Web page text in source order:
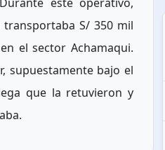
S/ 350 mil
el sector Achamaqui.
supuestamente bajo el
que la retuvieron y